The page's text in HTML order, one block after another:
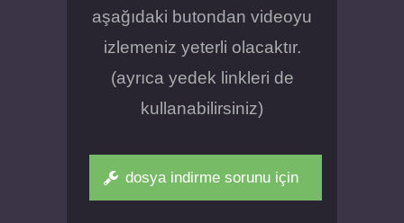
aşağıdaki butondan videoyu
izlemeniz yeterli olacaktır.
(ayrıca yedek linkleri de
kullanabilirsiniz)
dosya indirme sorunu için